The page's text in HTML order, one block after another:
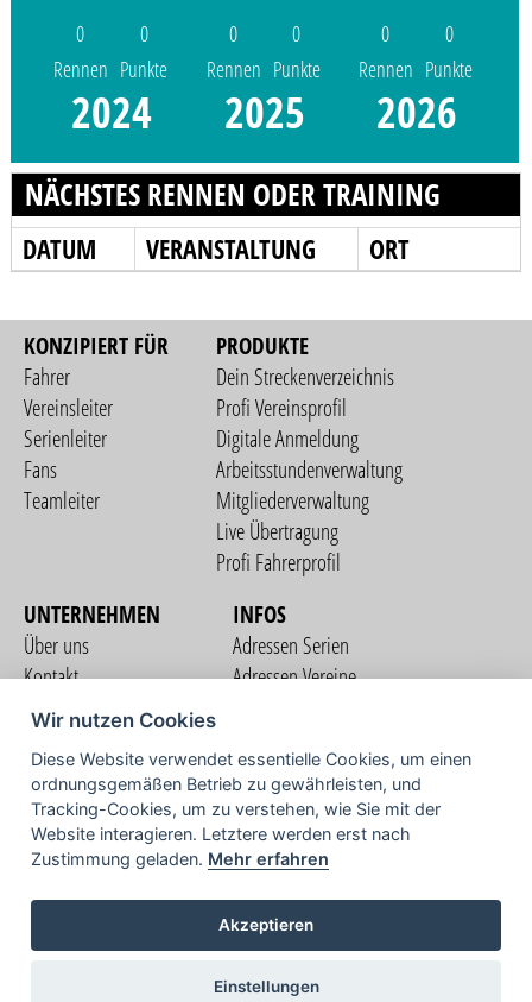
0
Rennen
0
Punkte
2024
0
Rennen
0
Punkte
2025
0
Rennen
0
Punkte
2026
NÄCHSTES RENNEN ODER TRAINING
DATUM VERANSTALTUNG ORT
KONZIPIERT FÜR
Fahrer
Vereinsleiter
Serienleiter
Fans
Teamleiter
PRODUKTE
Dein Streckenverzeichnis
Profi Vereinsprofil
Digitale Anmeldung
Arbeitsstundenverwaltung
Mitgliederverwaltung
Live Übertragung
Profi Fahrerprofil
UNTERNEHMEN
Über uns
Kontakt
Nutzungsbedingungen
Datenschutzerklärung
Impressum
INFOS
Adressen Serien
Adressen Vereine
COMMUNITY
TV
Wir nutzen Cookies
Diese Website verwendet essentielle Cookies, um einen
ordnungsgemäßen Betrieb zu gewährleisten, und
Tracking-Cookies, um zu verstehen, wie Sie mit der
Website interagieren. Letztere werden erst nach
Zustimmung geladen. Mehr erfahren
Akzeptieren
Einstellungen